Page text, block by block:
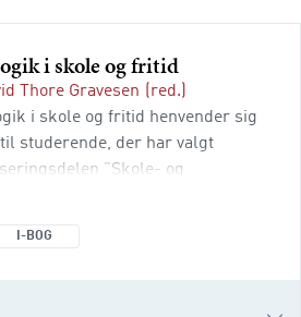
i skole og fritid
Thore Gravesen
(red.)
i skole og fritid henvender sig
studerende, der har valgt
”Skole- og
I-BOG